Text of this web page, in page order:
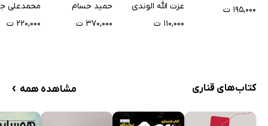
۱۹۵,۰۰۰ ت
عزت الله الوندی
۱۱۰,۰۰۰ ت
حمید حسام
۳۷۰,۰۰۰ ت
محمدعلی
۲۲۰,۰۰۰ ت
کتاب‌های قناری مشاهده همه ›